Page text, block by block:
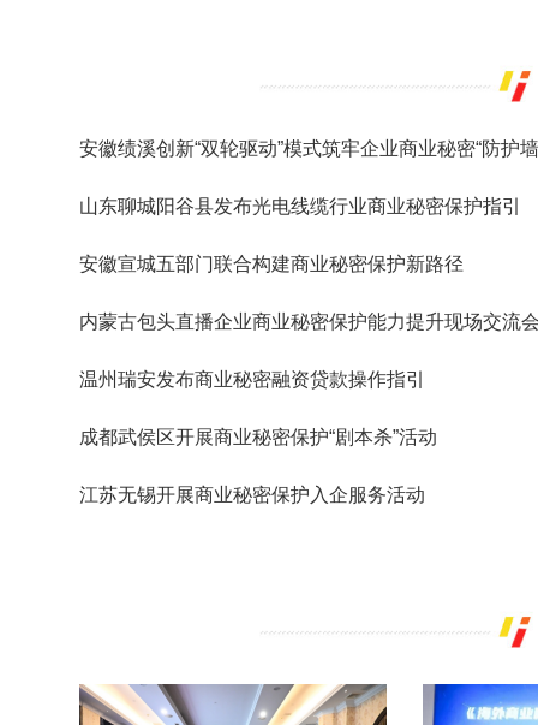
安徽绩溪创新“双轮驱动”模式筑牢企业商业秘密“防护墙
山东聊城阳谷县发布光电线缆行业商业秘密保护指引
安徽宣城五部门联合构建商业秘密保护新路径
内蒙古包头直播企业商业秘密保护能力提升现场交流
温州瑞安发布商业秘密融资贷款操作指引
成都武侯区开展商业秘密保护“剧本杀”活动
江苏无锡开展商业秘密保护入企服务活动